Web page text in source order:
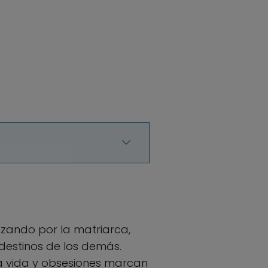
por la matriarca,
de los demás.
y obsesiones marcan